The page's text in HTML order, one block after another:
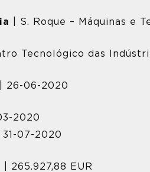
| S. Roque – Máquinas e
Tecnológico das
| 26-06-2020
2020
31-07-2020
| 265.927,88 EUR